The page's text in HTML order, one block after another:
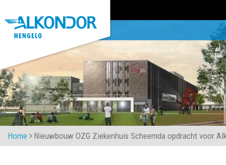
Home Nieuwbouw OZG Ziekenhuis Scheemda opdracht voor